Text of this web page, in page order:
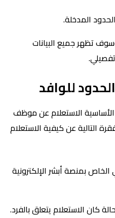
المدخلة.
تظهر جميع البيانات
للوافد
الأساسية الاستعلام عن موظف
التالية عن كيفية الاستعلام
بمنصة أبشر الإلكترونية
كان الاستعلام يتعلق بالفرد.